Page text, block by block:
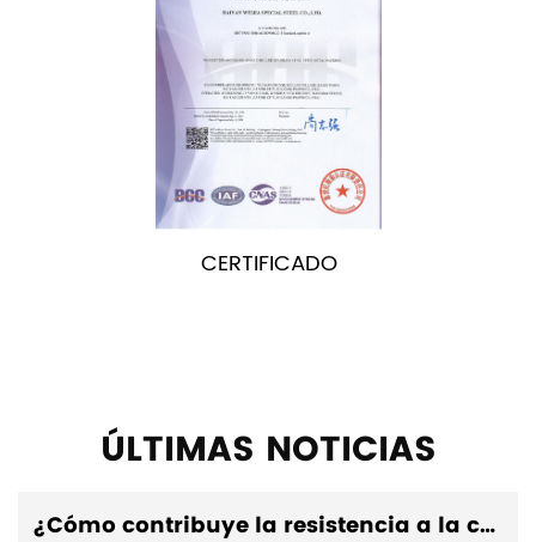
CERTIFICADO
ÚLTIMAS NOTICIAS
¿Cómo contribuye la resistencia a la corrosión de los empaques ...